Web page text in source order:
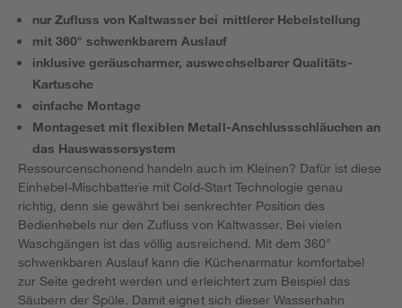
nur Zufluss von Kaltwasser bei mittlerer Hebelstellung
mit 360° schwenkbarem Auslauf
inklusive geräuscharmer, auswechselbarer Qualitäts-
Kartusche
einfache Montage
Montageset mit flexiblen Metall-Anschlussschläuchen an
das Hauswassersystem
Ressourcenschonend handeln auch im Kleinen? Dafür ist diese
Einhebel-Mischbatterie mit Cold-Start Technologie genau
richtig, denn sie gewährt bei senkrechter Position des
Bedienhebels nur den Zufluss von Kaltwasser. Bei vielen
Waschgängen ist das völlig ausreichend. Mit dem 360°
schwenkbaren Auslauf kann die Küchenarmatur komfortabel
zur Seite gedreht werden und erleichtert zum Beispiel das
Säubern der Spüle. Damit eignet sich dieser Wasserhahn